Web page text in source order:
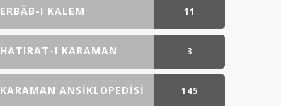
ERBÂB-I KALEM 11
GÖNDERI(LER)
HATIRAT-I KARAMAN 3
GÖNDERI(LER)
KARAMAN ANSIKLOPEDISI 145